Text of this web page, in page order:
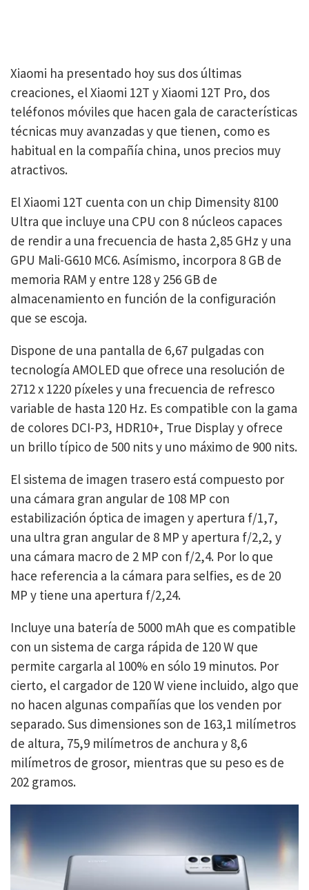
Xiaomi ha presentado hoy sus dos últimas
creaciones, el Xiaomi 12T y Xiaomi 12T Pro, dos
teléfonos móviles que hacen gala de características
técnicas muy avanzadas y que tienen, como es
habitual en la compañía china, unos precios muy
atractivos.
El Xiaomi 12T cuenta con un chip Dimensity 8100
Ultra que incluye una CPU con 8 núcleos capaces
de rendir a una frecuencia de hasta 2,85 GHz y una
GPU Mali-G610 MC6. Asímismo, incorpora 8 GB de
memoria RAM y entre 128 y 256 GB de
almacenamiento en función de la configuración
que se escoja.
Dispone de una pantalla de 6,67 pulgadas con
tecnología AMOLED que ofrece una resolución de
2712 x 1220 píxeles y una frecuencia de refresco
variable de hasta 120 Hz. Es compatible con la gama
de colores DCI-P3, HDR10+, True Display y ofrece
un brillo típico de 500 nits y uno máximo de 900 nits.
El sistema de imagen trasero está compuesto por
una cámara gran angular de 108 MP con
estabilización óptica de imagen y apertura f/1,7,
una ultra gran angular de 8 MP y apertura f/2,2, y
una cámara macro de 2 MP con f/2,4. Por lo que
hace referencia a la cámara para selfies, es de 20
MP y tiene una apertura f/2,24.
Incluye una batería de 5000 mAh que es compatible
con un sistema de carga rápida de 120 W que
permite cargarla al 100% en sólo 19 minutos. Por
cierto, el cargador de 120 W viene incluido, algo que
no hacen algunas compañías que los venden por
separado. Sus dimensiones son de 163,1 milímetros
de altura, 75,9 milímetros de anchura y 8,6
milímetros de grosor, mientras que su peso es de
202 gramos.